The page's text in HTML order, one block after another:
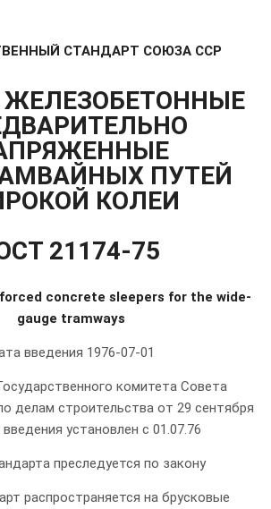
СТАНДАРТ СОЮЗА ССР
ПУТЕЙ
КОЛЕИ
21174-75
concrete sleepers for the wide-
gauge tramways
введения 1976-07-01
комитета Совета
делам строительства от 29 сентября
установлен с 01.07.76
преследуется по закону
распространяется на брусковые